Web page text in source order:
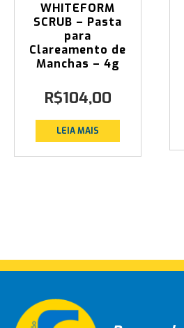
WHITEFORM
SCRUB – Pasta
para
Clareamento de
Manchas – 4g
R$104,00
LEIA MAIS